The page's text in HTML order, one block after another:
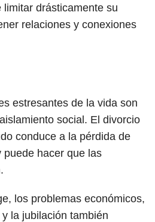
drásticamente su
relaciones y conexiones
estresantes de la vida son
social. El divorcio
conduce a la pérdida de
hacer que las
los problemas económicos,
la jubilación también